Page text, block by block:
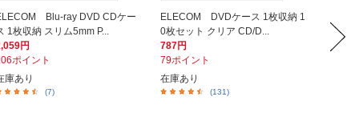
Blu-ray DVD CDケー
1枚収納 スリム5mm P...
円
ポイント
庫あり
(7)
ELECOM DVDケース 1枚収納 1
0枚セット クリア CD/D...
787円
79ポイント
在庫あり
(131)
ス
527円